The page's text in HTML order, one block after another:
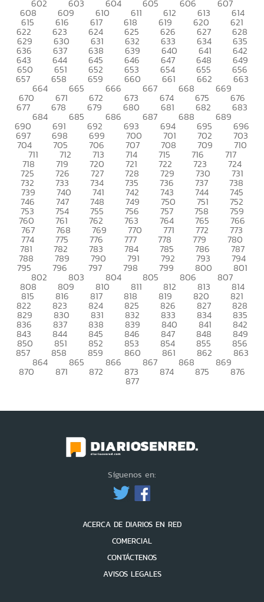
602 603 604 605 606 607
608 609 610 611 612 613 614
615 616 617 618 619 620 621
622 623 624 625 626 627 628
629 630 631 632 633 634 635
636 637 638 639 640 641 642
643 644 645 646 647 648 649
650 651 652 653 654 655 656
657 658 659 660 661 662 663
664 665 666 667 668 669
670 671 672 673 674 675 676
677 678 679 680 681 682 683
684 685 686 687 688 689
690 691 692 693 694 695 696
697 698 699 700 701 702 703
704 705 706 707 708 709 710
711 712 713 714 715 716 717
718 719 720 721 722 723 724
725 726 727 728 729 730 731
732 733 734 735 736 737 738
739 740 741 742 743 744 745
746 747 748 749 750 751 752
753 754 755 756 757 758 759
760 761 762 763 764 765 766
767 768 769 770 771 772 773
774 775 776 777 778 779 780
781 782 783 784 785 786 787
788 789 790 791 792 793 794
795 796 797 798 799 800 801
802 803 804 805 806 807
808 809 810 811 812 813 814
815 816 817 818 819 820 821
822 823 824 825 826 827 828
829 830 831 832 833 834 835
836 837 838 839 840 841 842
843 844 845 846 847 848 849
850 851 852 853 854 855 856
857 858 859 860 861 862 863
864 865 866 867 868 869
870 871 872 873 874 875 876
877
Síguenos en:
ACERCA DE DIARIOS EN RED
COMERCIAL
CONTÁCTENOS
AVISOS LEGALES